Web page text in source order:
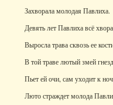
Захворала молодая Павлиха.
Девять лет Павлиха всё
Выросла трава сквозь ее
В той траве лютый змей
Пьет ей очи, сам уходит к
Люто страждет молода